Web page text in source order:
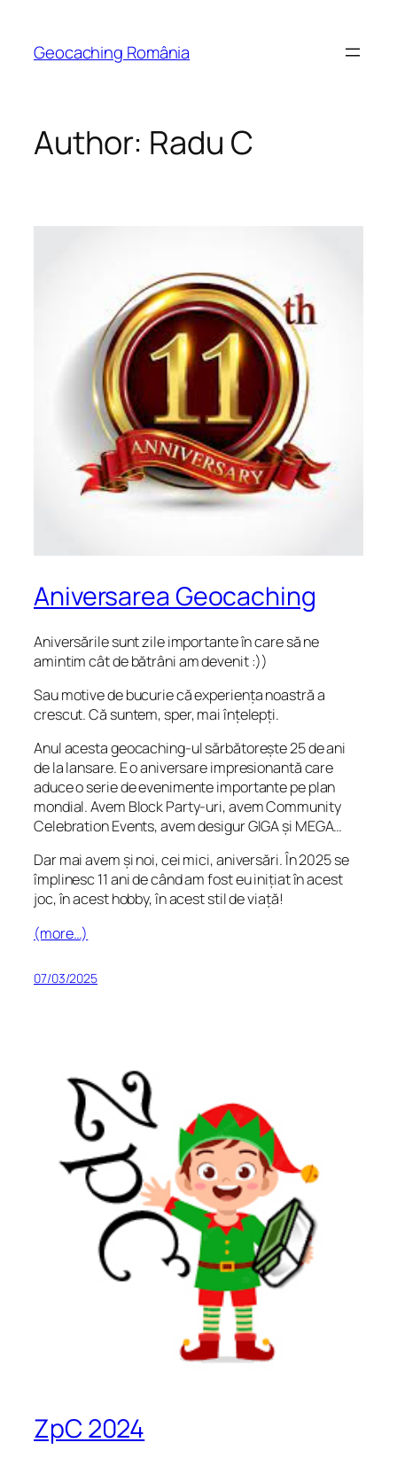
content
Geocaching România
Author: Radu C
Aniversarea Geocaching
Aniversările sunt zile importante în care să ne
amintim cât de bătrâni am devenit :))
Sau motive de bucurie că experiența noastră a
crescut. Că suntem, sper, mai înțelepți.
Anul acesta geocaching-ul sărbătorește 25 de ani
de la lansare. E o aniversare impresionantă care
aduce o serie de evenimente importante pe plan
mondial. Avem Block Party-uri, avem Community
Celebration Events, avem desigur GIGA și MEGA…
Dar mai avem și noi, cei mici, aniversări. În 2025 se
împlinesc 11 ani de când am fost eu inițiat în acest
joc, în acest hobby, în acest stil de viață!
(more…)
07/03/2025
ZpC 2024